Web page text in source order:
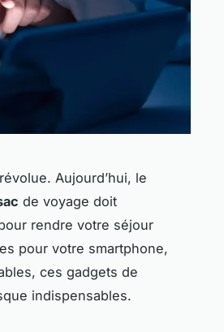
Aujourd’hui, le
de voyage doit
rendre votre séjour
pour votre smartphone,
ces gadgets de
indispensables.